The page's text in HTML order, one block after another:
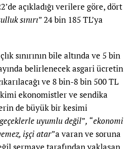
açıkladığı verilere göre, dört
sınırı” 24 bin 185 TL’ya
sınırının bile altında ve 5 bin
belirlenecek asgari ücretin
ve 8 bin-8 bin 500 TL
ekonomistler ve sendika
de büyük bir kesimi
uyumlu değil”, “ekonomi
işçi atar”a varan ve soruna
sermaye tarafından yaklaşan